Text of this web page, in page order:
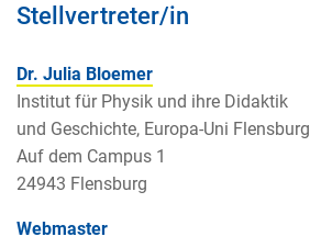
Stellvertreter/in
Dr. Julia Bloemer
Institut für Physik und ihre Didaktik
und Geschichte, Europa-Uni Flensburg
Auf dem Campus 1
24943 Flensburg
Webmaster